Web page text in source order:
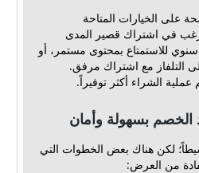
على الخيارات المتاحة
في اشتراك قصير المدى
للاستمتاع بمحتوى مستمر، أو
التلفاز مع اشتراك مرفق.
الشراء أكثر توفيراً.
بسهولة وأمان
لكن هناك بعض الخطوات التي
من العرض: